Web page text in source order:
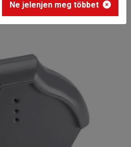
Ne jelenjen meg többet